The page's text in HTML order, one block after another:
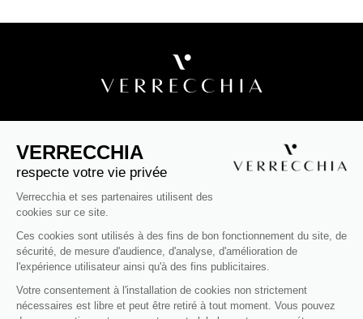
D'EXCEPTION EN FRANCE
Groupe familial et indépendant depuis 30 ans, le groupe
Verrecchia est l'expert incontournable de la construction de
logements neufs en pierre de taille. La pierre de taille est un
matériau naturel, local, solide, noble et authentique, tourné
techniques, écologiques et esthétiques. Pionnier et visionnaire,
le groupe Verrecchia figure aujourd'hui encore parmi les
acteurs référents français dans la construction-promotion.
La conception des résidences et des appartements neufs
haut de gamme est pensée pour le bien-être des résidents.
VERRECCHIA
respecte votre vie privée
Verrecchia et ses partenaires utilisent des
cookies sur ce site.
Ces cookies sont utilisés à des fins de bon fonctionnement du site, de
sécurité, de mesure d'audience, d'analyse, d'amélioration de
l'expérience utilisateur ainsi qu'à des fins publicitaires.
Votre consentement à l'installation de cookies non strictement
nécessaires est libre et peut être retiré à tout moment. Vous pouvez